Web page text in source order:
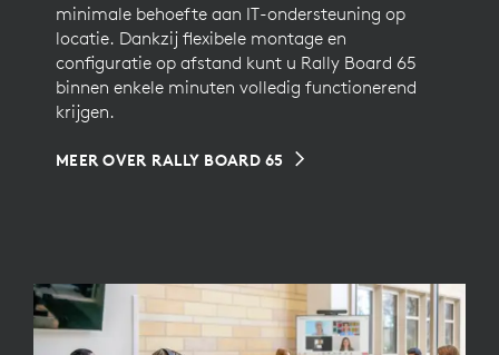
minimale behoefte aan IT-ondersteuning op
locatie. Dankzij flexibele montage en
configuratie op afstand kunt u Rally Board 65
binnen enkele minuten volledig functionerend
krijgen.
MEER OVER RALLY BOARD 65